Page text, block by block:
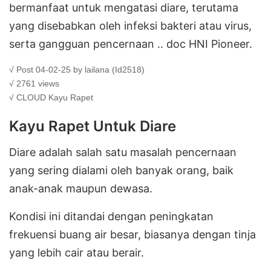
bermanfaat untuk mengatasi diare, terutama
yang disebabkan oleh infeksi bakteri atau virus,
serta gangguan pencernaan .. doc HNI Pioneer.
√ Post 04-02-25 by lailana (Id2518)
√ 2761 views
√ CLOUD Kayu Rapet
Kayu Rapet Untuk Diare
Diare adalah salah satu masalah pencernaan
yang sering dialami oleh banyak orang, baik
anak-anak maupun dewasa.
Kondisi ini ditandai dengan peningkatan
frekuensi buang air besar, biasanya dengan tinja
yang lebih cair atau berair.